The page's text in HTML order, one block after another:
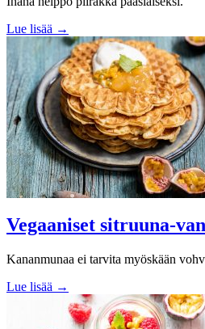
Lue lisää →
Vegaaniset sitruuna-
Kananmunaa ei tarvita myöskään
Lue lisää →